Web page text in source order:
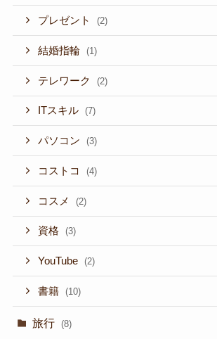
プレゼント (2)
結婚指輪 (1)
テレワーク (2)
ITスキル (7)
パソコン (3)
コストコ (4)
コスメ (2)
資格 (3)
YouTube (2)
書籍 (10)
旅行 (8)